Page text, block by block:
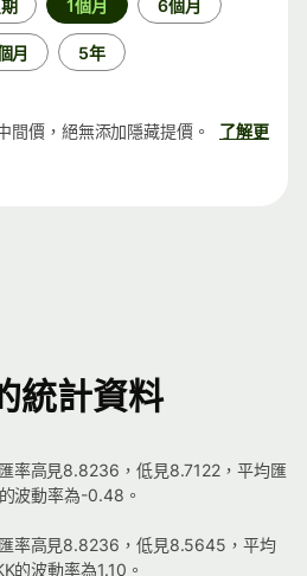
1個月 6個月
月 5年
間價，絕無添加隱藏提價。
了解更
統計資料
率高見8.8236，低見8.7122，平均匯
波動率為-0.48。
率高見8.8236，低見8.5645，平均
的波動率為1.10。